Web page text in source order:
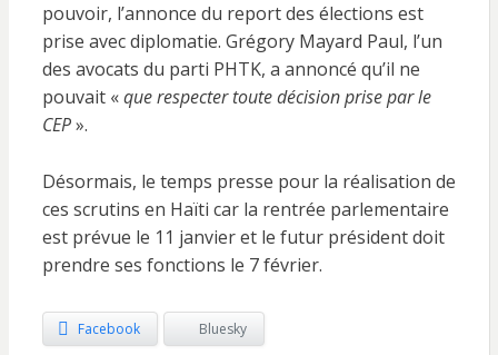
pouvoir, l’annonce du report des élections est
prise avec diplomatie. Grégory Mayard Paul, l’un
des avocats du parti PHTK, a annoncé qu’il ne
pouvait «que respecter toute décision prise par le
CEP».
Désormais, le temps presse pour la réalisation de
ces scrutins en Haïti car la rentrée parlementaire
est prévue le 11 janvier et le futur président doit
prendre ses fonctions le 7 février.
Facebook Bluesky